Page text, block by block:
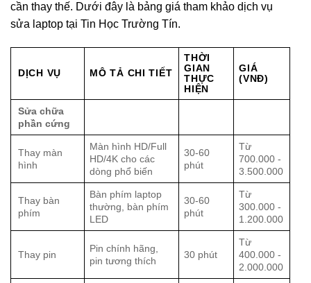
cần thay thế. Dưới đây là bảng giá tham khảo dịch vụ
sửa laptop tại Tin Học Trường Tín.
DỊCH VỤ MÔ TẢ CHI TIẾT
THỜI
GIAN
THỰC
HIỆN
GIÁ
(VNĐ)
Sửa chữa
phần cứng
Thay màn
hình
Màn hình HD/Full
HD/4K cho các
dòng phổ biến
30-60
phút
Từ
700.000 -
3.500.000
Thay bàn
phím
Bàn phím laptop
thường, bàn phím
LED
30-60
phút
Từ
300.000 -
1.200.000
Thay pin
Pin chính hãng,
pin tương thích
30 phút
Từ
400.000 -
2.000.000